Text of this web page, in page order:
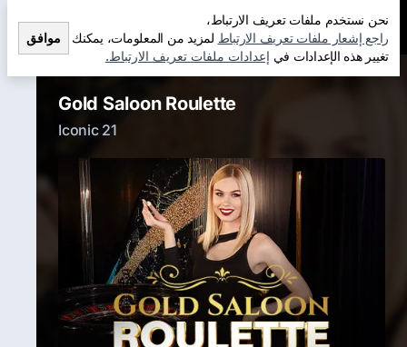
Gold Saloon Roulette
Iconic 21
نحن نستخدم ملفات تعريف الارتباط،
راجع إشعار ملفات تعريف الارتباط لمزيد من المعلومات، يمكنك
تغيير هذه الإعدادات في إعدادات ملفات تعريف الارتباط.
موافق